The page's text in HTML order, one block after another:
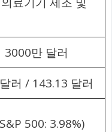
3000만 달러
러 / 143.13 달러
500: 3.98%)